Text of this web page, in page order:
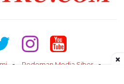
Pedoman Media Siber
×